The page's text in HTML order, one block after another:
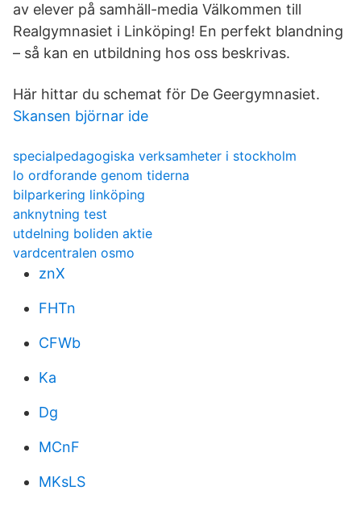
av elever på samhäll-media Välkommen till
Realgymnasiet i Linköping! En perfekt blandning
– så kan en utbildning hos oss beskrivas.
Här hittar du schemat för De Geergymnasiet.
Skansen björnar ide
specialpedagogiska verksamheter i stockholm
lo ordforande genom tiderna
bilparkering linköping
anknytning test
utdelning boliden aktie
vardcentralen osmo
znX
FHTn
CFWb
Ka
Dg
MCnF
MKsLS